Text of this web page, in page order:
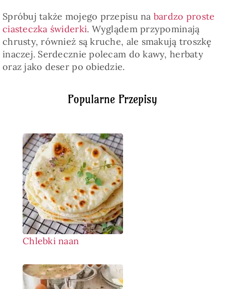
Popularne Przepisy
Chlebki naan
Spróbuj także mojego przepisu na bardzo proste
ciasteczka świderki. Wyglądem przypominają
chrusty, również są kruche, ale smakują troszkę
inaczej. Serdecznie polecam do kawy, herbaty
oraz jako deser po obiedzie.